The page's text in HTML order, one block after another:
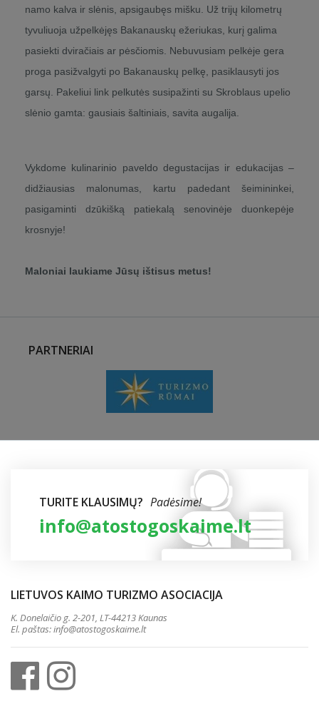
namo kalva ir slėnis, apsigaubęs mišku. Už trijų kilometrų
tyvuliuoja užpelkėjęs Bakanauskų ežeriukas, kurį galima
pasiekti dviračiais ar pėsčiomis. Nebuvusiam pelkėje gera
proga pasižvalgyti po Bakanauskų pelkę, pasiklausyti jos
garsų. Pakeliui link pelkutės susipažinti su Skroblaus upelio
slėnio gamta: gausiais šaltiniais, savita augalija.
Vykdome kulinarinio paveldo degustacijas ir edukacijas –
didžiausias malonumas, kartu padedant šeimininkei,
pasigaminti dzūkišką patiekalą senovinėje duonkepėje
krosnyje!
Maloniai laukiame Jūsų ištisus metus!
PARTNERIAI
TURITE KLAUSIMŲ? Padėsime!
info@atostogoskaime.lt
LIETUVOS KAIMO TURIZMO ASOCIACIJA
K. Donelaičio g. 2-201, LT-44213 Kaunas
El. paštas:info@atostogoskaime.lt